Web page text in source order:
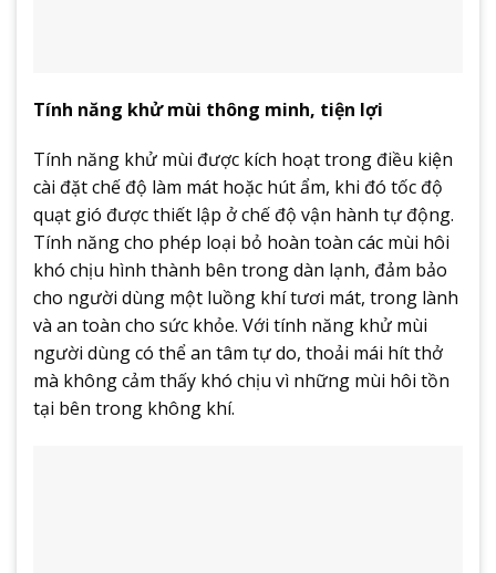
Tính năng khử mùi thông minh, tiện lợi
Tính năng khử mùi được kích hoạt trong điều kiện
cài đặt chế độ làm mát hoặc hút ẩm, khi đó tốc độ
quạt gió được thiết lập ở chế độ vận hành tự động.
Tính năng cho phép loại bỏ hoàn toàn các mùi hôi
khó chịu hình thành bên trong dàn lạnh, đảm bảo
cho người dùng một luồng khí tươi mát, trong lành
và an toàn cho sức khỏe. Với tính năng khử mùi
người dùng có thể an tâm tự do, thoải mái hít thở
mà không cảm thấy khó chịu vì những mùi hôi tồn
tại bên trong không khí.